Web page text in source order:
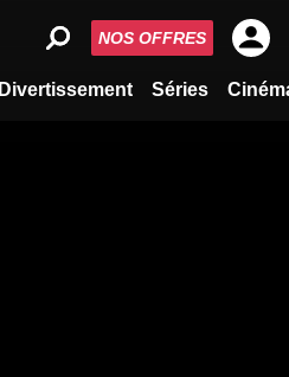
Divertissement Séries
NOS OFFRES